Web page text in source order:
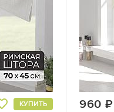
КУПИТЬ 960